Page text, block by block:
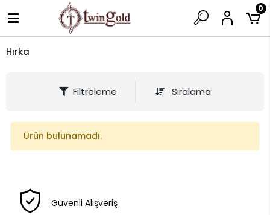
0
Hırka
Filtreleme Sıralama
Ürün bulunamadı.
Güvenli Alışveriş